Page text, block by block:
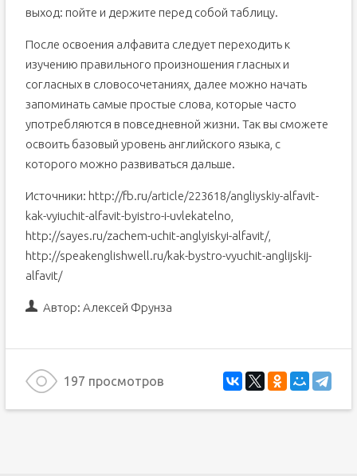
выход: пойте и держите перед собой таблицу.
После освоения алфавита следует переходить к
изучению правильного произношения гласных и
согласных в словосочетаниях, далее можно начать
запоминать самые простые слова, которые часто
употребляются в повседневной жизни. Так вы сможете
освоить базовый уровень английского языка, с
которого можно развиваться дальше.
Источники: http://fb.ru/article/223618/angliyskiy-alfavit-
kak-vyiuchit-alfavit-byistro-i-uvlekatelno,
http://sayes.ru/zachem-uchit-anglyiskyi-alfavit/,
http://speakenglishwell.ru/kak-bystro-vyuchit-anglijskij-
alfavit/
Автор: Алексей Фрунза
197 просмотров